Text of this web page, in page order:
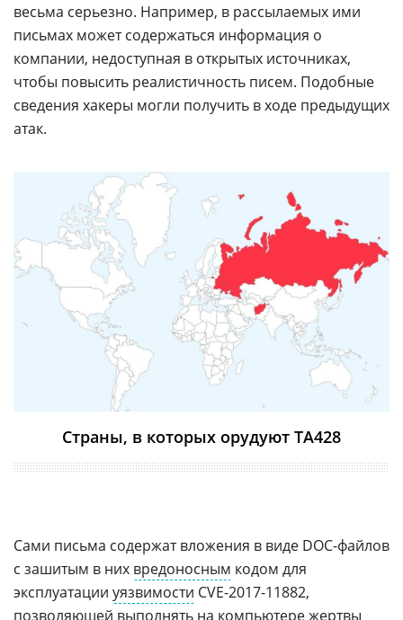
весьма серьезно. Например, в рассылаемых ими
письмах может содержаться информация о
компании, недоступная в открытых источниках,
чтобы повысить реалистичность писем. Подобные
сведения хакеры могли получить в ходе предыдущих
атак.
Страны, в которых орудуют ТА428
Сами письма содержат вложения в виде DOC-файлов
с зашитым в них вредоносным кодом для
эксплуатации уязвимости CVE-2017-11882,
позволяющей выполнять на компьютере жертвы